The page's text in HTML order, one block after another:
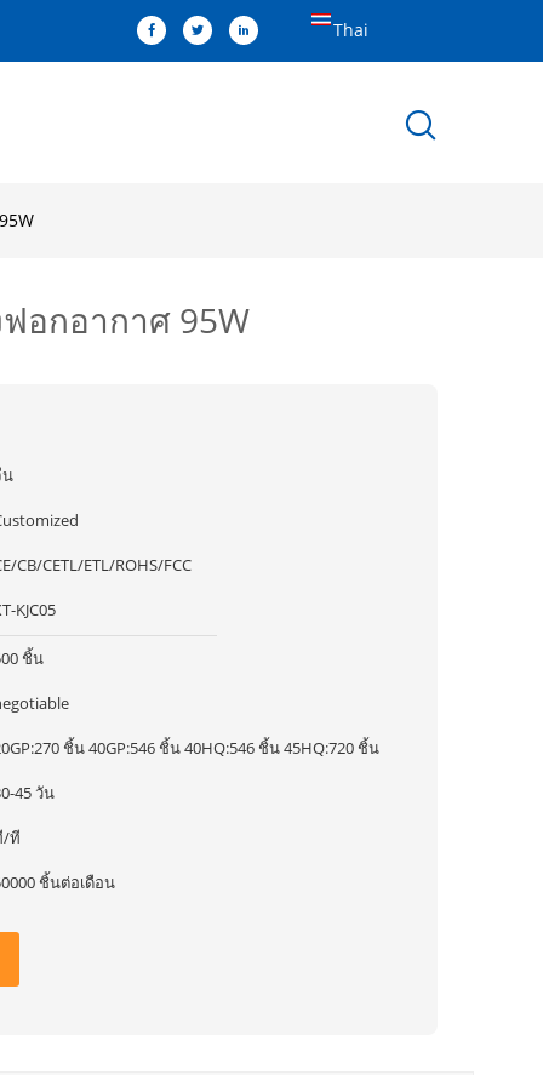
Thai
ฟอกอากาศ 95W
CB/CETL/ETL/ROHS/FCC
KJC05
ชิ้น
ชิ้น 40GP:546 ชิ้น 40HQ:546 ชิ้น 45HQ:720 ชิ้น
45 วัน
ที
ชิ้นต่อเดือน